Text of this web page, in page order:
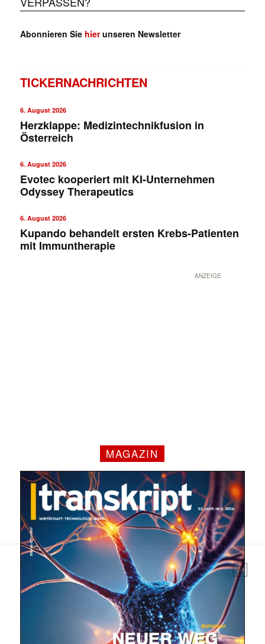
Mit dem |transkript-Newsletter
jede Woche aktuell informiert.
Abonnieren Sie hierunseren Newsletter
TICKERNACHRICHTEN
6. August 2026
Herzklappe: Medizintechnikfusion in
Österreich
6. August 2026
Evotec kooperiert mit KI-Unternehmen
Odyssey Therapeutics
6. August 2026
Kupando behandelt ersten Krebs-Patienten
mit Immuntherapie
ANZEIGE
MAGAZIN